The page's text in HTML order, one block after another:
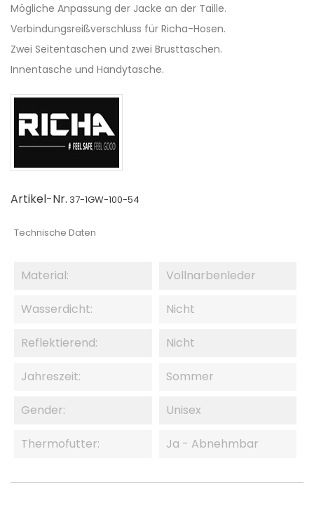
Mögliche Anpassung der Jacke an der Taille.
Verbindungsreißverschluss für Richa-Hosen.
Zwei Seitentaschen und zwei Brusttaschen.
Innentasche und Handytasche.
Artikel-Nr. 37-1GW-100-54
Technische Daten
Material: Vollnarbenleder
Wasserdicht: Nicht
Reflektierend: Nicht
Jahreszeit: Sommer
Gender: Unisex
Thermofutter: Ja - Abnehmbar